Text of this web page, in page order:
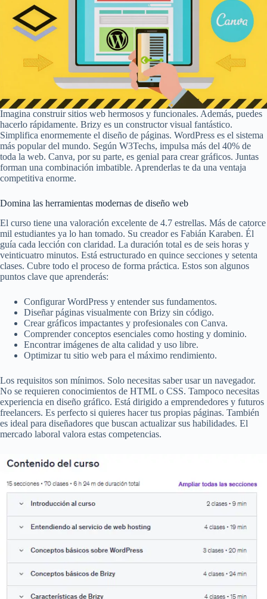
Imagina construir sitios web hermosos y funcionales. Además, puedes
hacerlo rápidamente. Brizy es un constructor visual fantástico.
Simplifica enormemente el diseño de páginas. WordPress es el sistema
más popular del mundo. Según W3Techs, impulsa más del 40% de
toda la web. Canva, por su parte, es genial para crear gráficos. Juntas
forman una combinación imbatible. Aprenderlas te da una ventaja
competitiva enorme.
Domina las herramientas modernas de diseño web
El curso tiene una valoración excelente de 4.7 estrellas. Más de catorce
mil estudiantes ya lo han tomado. Su creador es Fabián Karaben. Él
guía cada lección con claridad. La duración total es de seis horas y
veinticuatro minutos. Está estructurado en quince secciones y setenta
clases. Cubre todo el proceso de forma práctica. Estos son algunos
puntos clave que aprenderás:
Configurar WordPress y entender sus fundamentos.
Diseñar páginas visualmente con Brizy sin código.
Crear gráficos impactantes y profesionales con Canva.
Comprender conceptos esenciales como hosting y dominio.
Encontrar imágenes de alta calidad y uso libre.
Optimizar tu sitio web para el máximo rendimiento.
Los requisitos son mínimos. Solo necesitas saber usar un navegador.
No se requieren conocimientos de HTML o CSS. Tampoco necesitas
experiencia en diseño gráfico. Está dirigido a emprendedores y futuros
freelancers. Es perfecto si quieres hacer tus propias páginas. También
es ideal para diseñadores que buscan actualizar sus habilidades. El
mercado laboral valora estas competencias.